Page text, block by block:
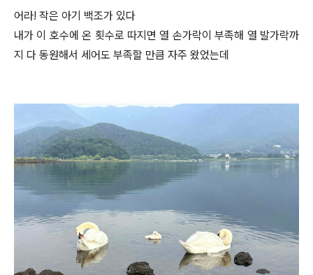
어라! 작은 아기 백조가 있다
내가 이 호수에 온 횟수로 따지면 열 손가락이 부족해 열 발가락까
지 다 동원해서 세어도 부족할 만큼 자주 왔었는데